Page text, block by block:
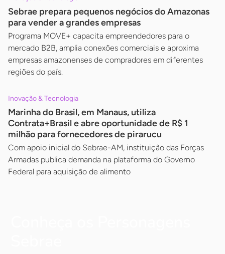
Sebrae prepara pequenos negócios do Amazonas
para vender a grandes empresas
Programa MOVE+ capacita empreendedores para o
mercado B2B, amplia conexões comerciais e aproxima
empresas amazonenses de compradores em diferentes
regiões do país.
Inovação & Tecnologia
Marinha do Brasil, em Manaus, utiliza
Contrata+Brasil e abre oportunidade de R$ 1
milhão para fornecedores de pirarucu
Com apoio inicial do Sebrae-AM, instituição das Forças
Armadas publica demanda na plataforma do Governo
Federal para aquisição de alimento